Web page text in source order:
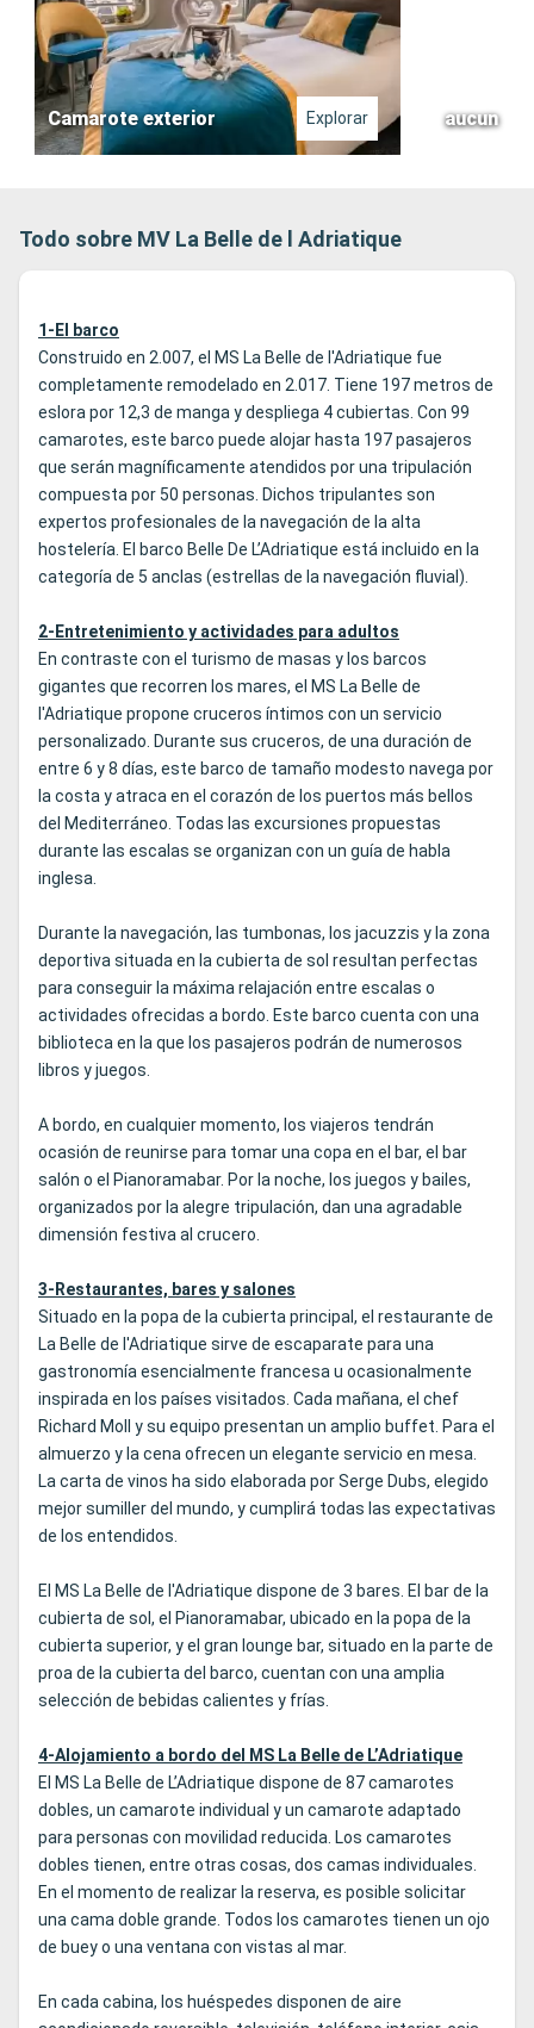
Camarote exterior Explorar aucun
Todo sobre MV La Belle de l Adriatique
1-El barco
Construido en 2.007, el MS La Belle de l'Adriatique fue
completamente remodelado en 2.017. Tiene 197 metros de
eslora por 12,3 de manga y despliega 4 cubiertas. Con 99
camarotes, este barco puede alojar hasta 197 pasajeros
que serán magníficamente atendidos por una tripulación
compuesta por 50 personas. Dichos tripulantes son
expertos profesionales de la navegación de la alta
hostelería. El barco Belle De L’Adriatique está incluido en la
categoría de 5 anclas (estrellas de la navegación fluvial).
2-Entretenimiento y actividades para adultos
En contraste con el turismo de masas y los barcos
gigantes que recorren los mares, el MS La Belle de
l'Adriatique propone cruceros íntimos con un servicio
personalizado. Durante sus cruceros, de una duración de
entre 6 y 8 días, este barco de tamaño modesto navega por
la costa y atraca en el corazón de los puertos más bellos
del Mediterráneo. Todas las excursiones propuestas
durante las escalas se organizan con un guía de habla
inglesa.
Durante la navegación, las tumbonas, los jacuzzis y la zona
deportiva situada en la cubierta de sol resultan perfectas
para conseguir la máxima relajación entre escalas o
actividades ofrecidas a bordo. Este barco cuenta con una
biblioteca en la que los pasajeros podrán de numerosos
libros y juegos.
A bordo, en cualquier momento, los viajeros tendrán
ocasión de reunirse para tomar una copa en el bar, el bar
salón o el Pianoramabar. Por la noche, los juegos y bailes,
organizados por la alegre tripulación, dan una agradable
dimensión festiva al crucero.
3-Restaurantes, bares y salones
Situado en la popa de la cubierta principal, el restaurante de
La Belle de l'Adriatique sirve de escaparate para una
gastronomía esencialmente francesa u ocasionalmente
inspirada en los países visitados. Cada mañana, el chef
Richard Moll y su equipo presentan un amplio buffet. Para el
almuerzo y la cena ofrecen un elegante servicio en mesa.
La carta de vinos ha sido elaborada por Serge Dubs, elegido
mejor sumiller del mundo, y cumplirá todas las expectativas
de los entendidos.
El MS La Belle de l'Adriatique dispone de 3 bares. El bar de la
cubierta de sol, el Pianoramabar, ubicado en la popa de la
cubierta superior, y el gran lounge bar, situado en la parte de
proa de la cubierta del barco, cuentan con una amplia
selección de bebidas calientes y frías.
4-Alojamiento a bordo del MS La Belle de L’Adriatique
El MS La Belle de L’Adriatique dispone de 87 camarotes
dobles, un camarote individual y un camarote adaptado
para personas con movilidad reducida. Los camarotes
dobles tienen, entre otras cosas, dos camas individuales.
En el momento de realizar la reserva, es posible solicitar
una cama doble grande. Todos los camarotes tienen un ojo
de buey o una ventana con vistas al mar.
En cada cabina, los huéspedes disponen de aire